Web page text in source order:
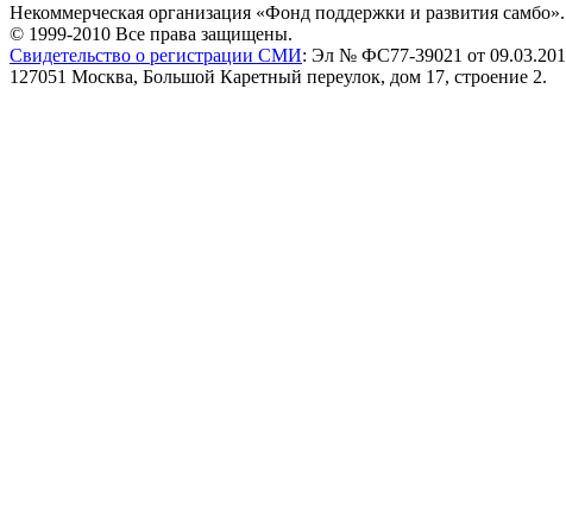
Некоммерческая организация «Фонд поддержки и развития самбо».
© 1999-2010 Все права защищены.
Свидетельство о регистрации СМИ: Эл № ФС77-39021 от
127051 Москва, Большой Каретный переулок, дом 17, строение 2.